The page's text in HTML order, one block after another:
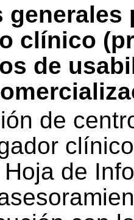
generales
clínico
de
de
de